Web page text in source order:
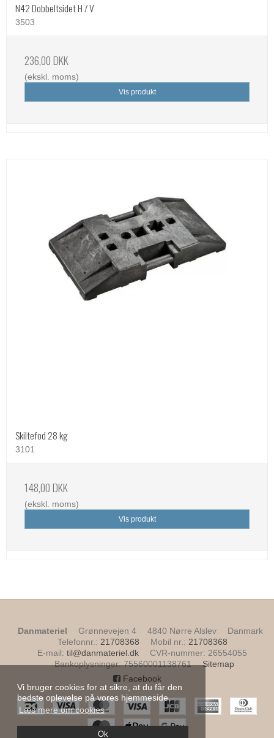
Vi bruger cookies for at sikre, at du får den
bedste oplevelse på vores hjemmeside.
Læs mere om cookies
Ok
N42 Dobbeltsidet H / V
3503
236,00 DKK
(ekskl. moms)
Vis produkt
Skiltefod 28 kg
3101
148,00 DKK
(ekskl. moms)
Vis produkt
Danmateriel Grønnevejen 4 4840 Nørre Alslev
Danmark
Telefonnr. : 21708368 Mobil nr. : 21708368
E-mail: til@danmateriel.dk CVR-nummer: 26554055
Bankoplysninger:75560001138761
Sitemap
Facebook